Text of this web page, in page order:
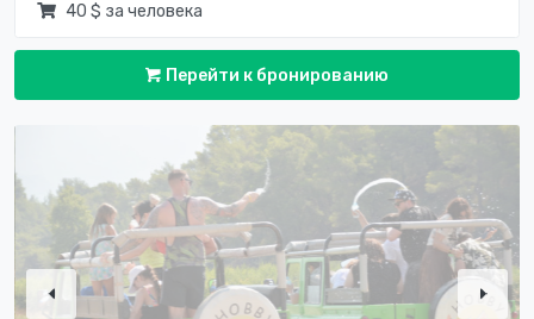
40 $ за человека
Перейти к бронированию